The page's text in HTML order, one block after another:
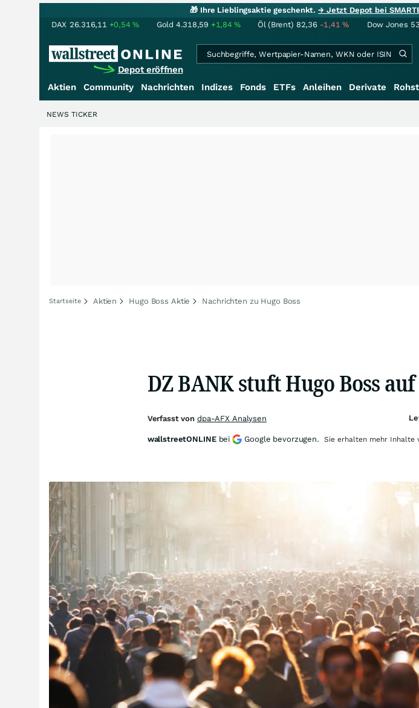
🎁 Ihre Lieblingsaktie geschenkt.→ Jetzt Depot bei
DAX 26.316,11 +0,54% Gold 4.318,59 +1,84% Öl (Brent) 82,36 -1,41% Dow Jones
Depot eröffnen
Aktien Community Nachrichten Indizes Fonds ETFs Anleihen Derivate
NEWS TICKER
Startseite Aktien Hugo Boss Aktie Nachrichten zu Hugo Boss
DZ BANK stuft Hugo Boss
Verfasst von dpa-AFX Analysen
wallstreetONLINE bei Google bevorzugen. Sie erhalten mehr Inhalte